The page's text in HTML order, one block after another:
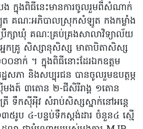
ក្នុងពិធីនេះមានការចូលរួមពីសំណាក់
ត គណៈអភិបាលស្រុកសំឡូត កងកម្លាំង
រឹក្សាឃុំ គណៈគ្រប់គ្រងសាលាវិទ្យាល័យ
កគ្រូ សិស្សានុសិស្ស មាតាបិតាសិស្ស
នាក់ ។ ក្នុងពិធីនោះដែរឯកឧត្តម
ឋសភា និងសប្បុរជន បានចូលរួមឧបត្ថម្ភ
ងត៍ ៣តោន ២-ជីសិរីរាង្គ ១តោន
រី ទឹកស៊ីអ៉ីវ សំរាប់សិស្សស្នាក់នៅអន្តេ
៥រូប ៤-បន្ទប់ទឹកស្តង់ដារ ចំនួន៤ ស្មើ